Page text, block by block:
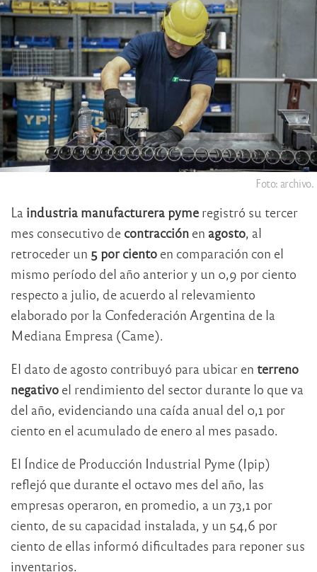
Foto: archivo.
La industria manufacturera pyme registró su tercer
mes consecutivo de contracción en agosto, al
retroceder un 5 por ciento en comparación con el
mismo período del año anterior y un 0,9 por ciento
respecto a julio, de acuerdo al relevamiento
elaborado por la Confederación Argentina de la
Mediana Empresa (Came).
El dato de agosto contribuyó para ubicar en terreno
negativo el rendimiento del sector durante lo que va
del año, evidenciando una caída anual del 0,1 por
ciento en el acumulado de enero al mes pasado.
El Índice de Producción Industrial Pyme (Ipip)
reflejó que durante el octavo mes del año, las
empresas operaron, en promedio, a un 73,1 por
ciento, de su capacidad instalada, y un 54,6 por
ciento de ellas informó dificultades para reponer sus
inventarios.